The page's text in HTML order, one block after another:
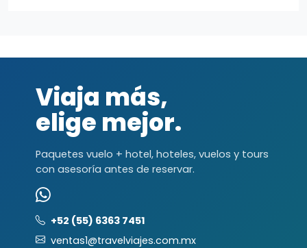
Viaja más,
elige mejor.
Paquetes vuelo + hotel, hoteles, vuelos y tours
con asesoría antes de reservar.
+52 (55) 6363 7451
ventas1@travelviajes.com.mx